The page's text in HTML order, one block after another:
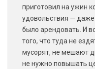
приготовил на ужин
удовольствия —
было арендовать. И
того, что туда не
мусорят, не мешают
не нужно повышать